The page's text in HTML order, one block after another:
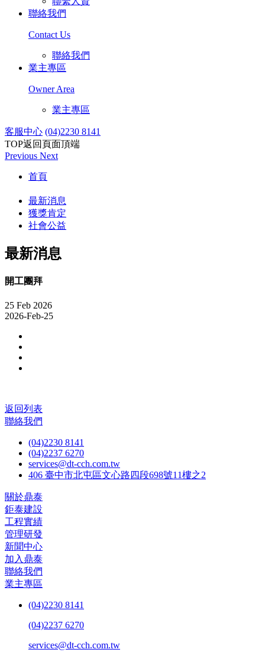
聯絡我們
Contact Us
聯絡我們
業主專區
Owner Area
業主專區
客服中心 (04)2230 8141
TOP返回頁面頂端
Previous Next
首頁
最新消息
獲獎肯定
社會公益
最新消息
開工團拜
25 Feb 2026
2026-Feb-25
返回列表
聯絡我們
(04)2230 8141
(04)2237 6270
services@dt-cch.com.tw
406 臺中市北屯區文心路四段698號11樓之2
關於鼎泰
鉅泰建設
工程實績
管理研發
新聞中心
加入鼎泰
聯絡我們
業主專區
(04)2230 8141
(04)2237 6270
services@dt-cch.com.tw